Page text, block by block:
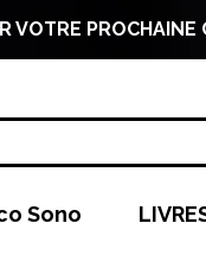
VOTRE PROCHAINE
Sono